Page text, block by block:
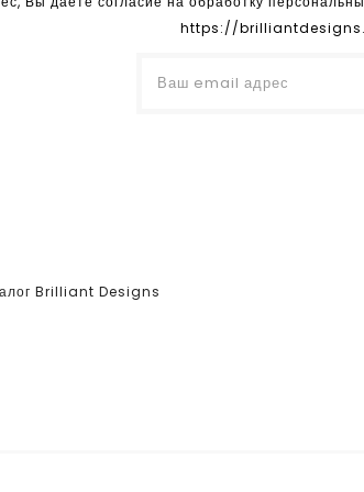
https://
Brilliant Designs